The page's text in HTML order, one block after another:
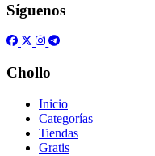
Síguenos
Chollo
Inicio
Categorías
Tiendas
Gratis